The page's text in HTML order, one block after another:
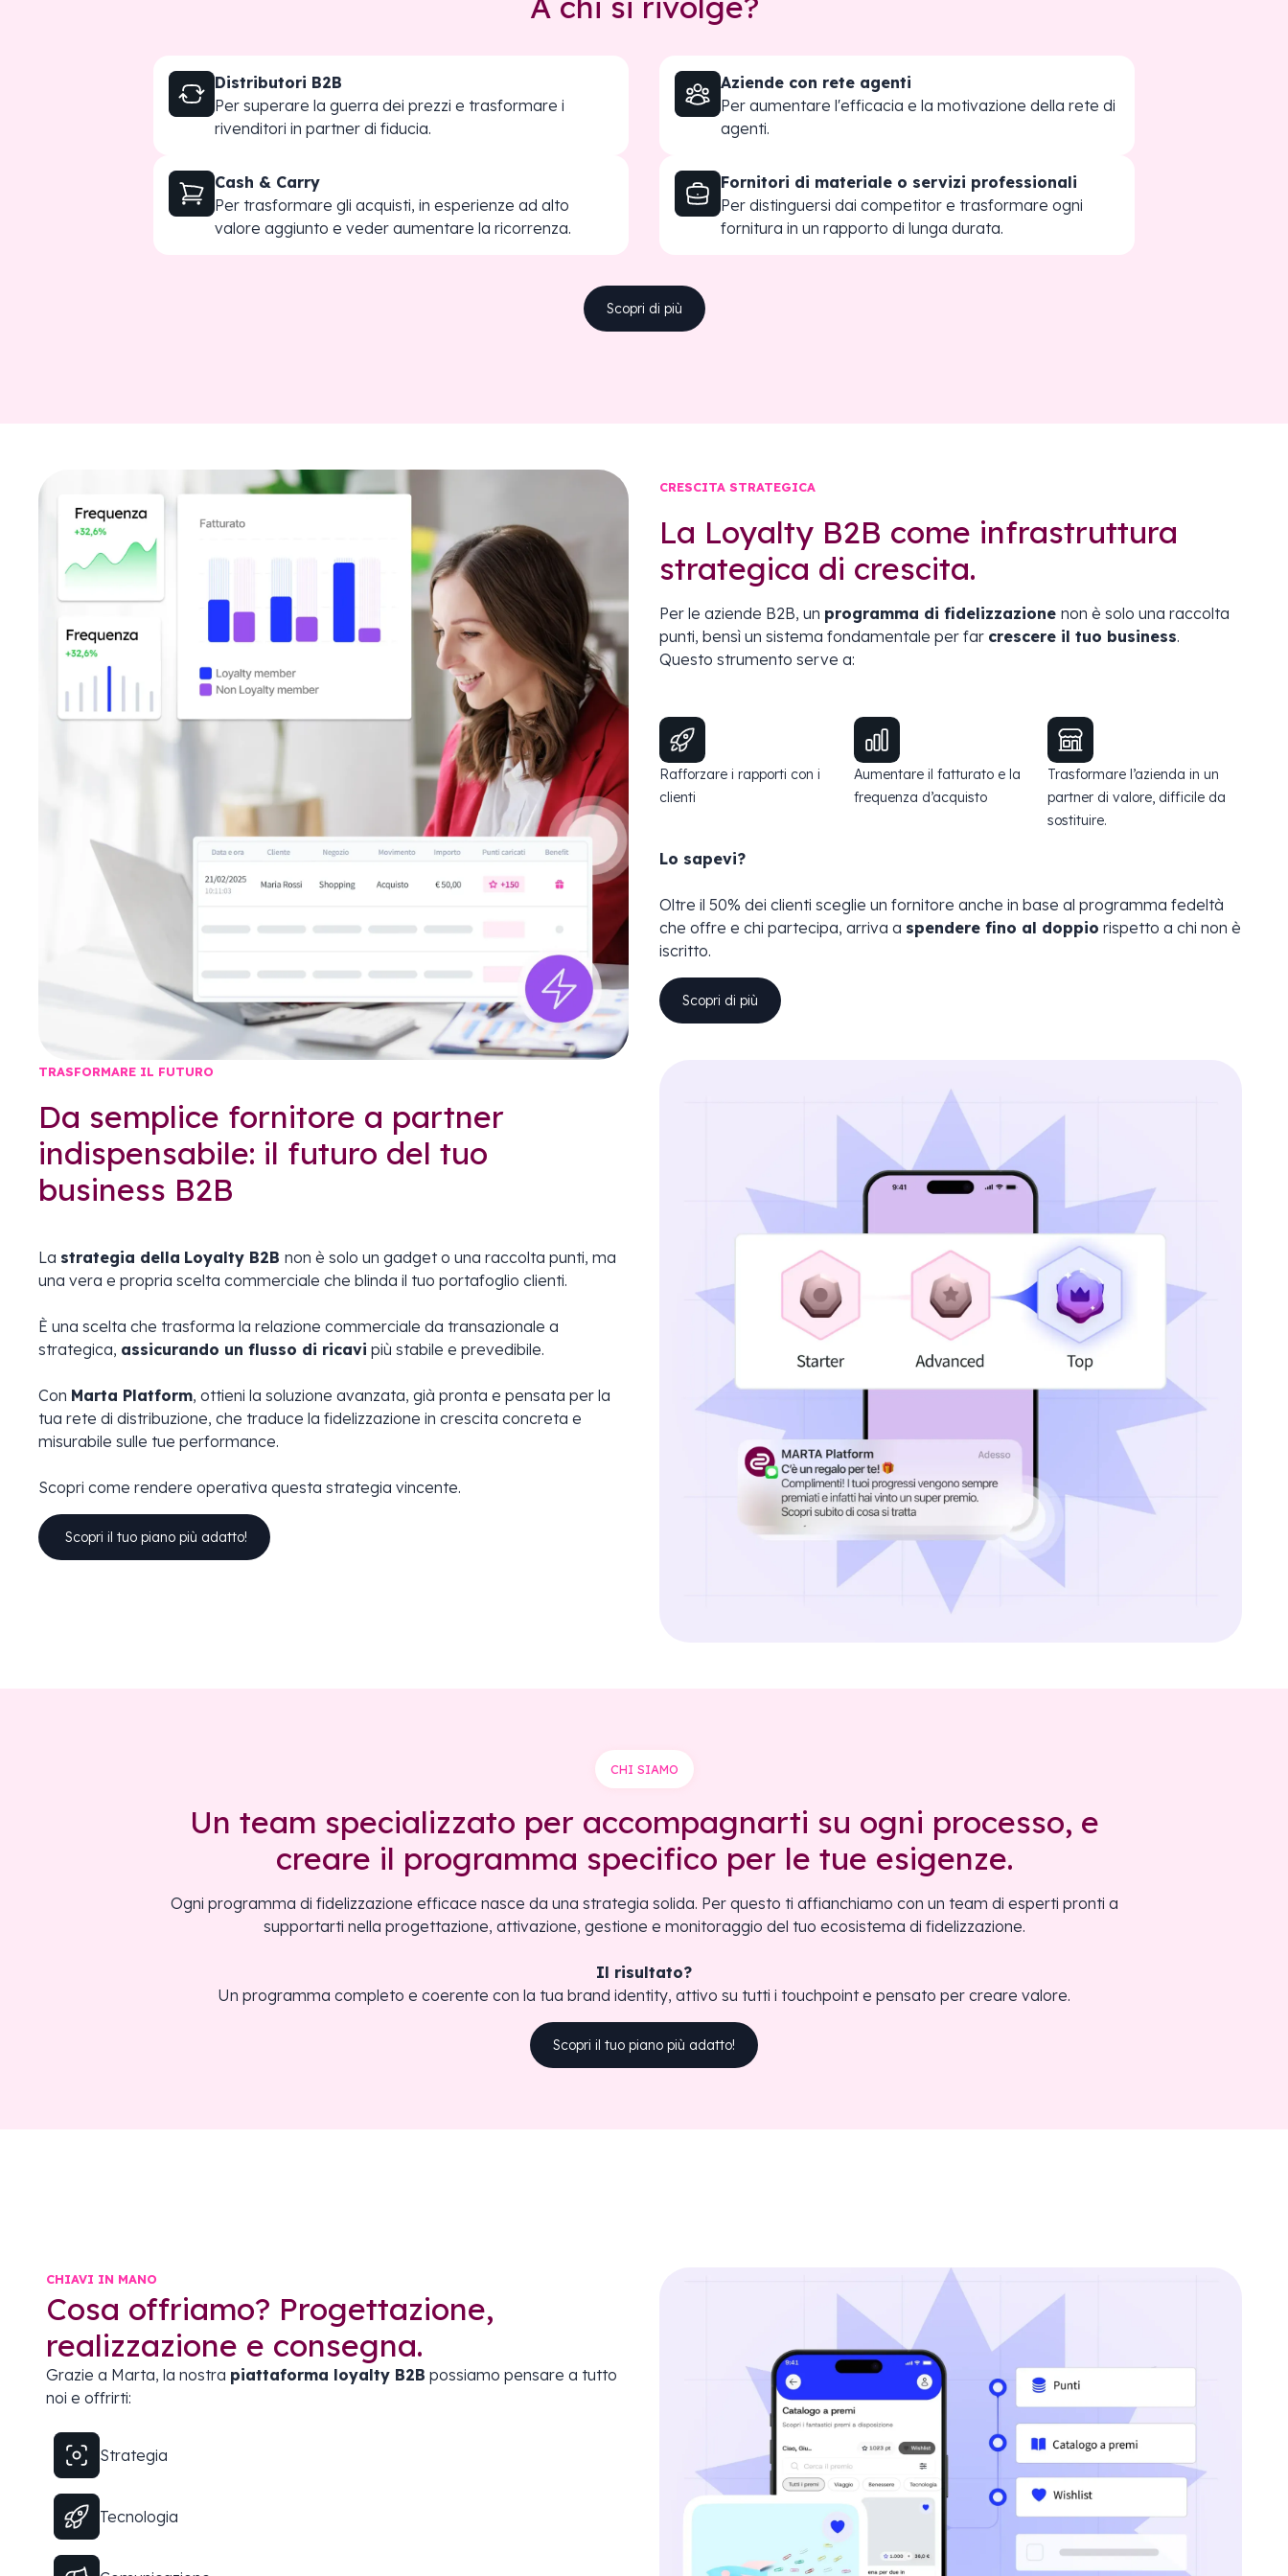
Distributori B2B
Per superare la guerra dei prezzi e trasformare i
rivenditori in partner di fiducia.
Cash & Carry
Per trasformare gli acquisti, in esperienze ad alto
valore aggiunto e veder aumentare la ricorrenza.
Aziende con rete agenti
Per aumentare l'efficacia e la motivazione della rete di
agenti.
Fornitori di materiale o servizi professionali
Per distinguersi dai competitor e trasformare ogni
fornitura in un rapporto di lunga durata.
Scopri di più
CRESCITA STRATEGICA
La Loyalty B2B come infrastruttura
strategica di crescita.
Per le aziende B2B, un programma di fidelizzazione non è solo una raccolta
punti, bensì un sistema fondamentale per far crescere il tuo business.
Questo strumento serve a:
Rafforzare i rapporti con i
clienti
Aumentare il fatturato e la
frequenza d’acquisto
Trasformare l’azienda in un
partner di valore, difficile da
sostituire.
Lo sapevi?
Oltre il 50% dei clienti sceglie un fornitore anche in base al programma fedeltà
che offre e chi partecipa, arriva a spendere fino al doppio rispetto a chi non è
iscritto.
Scopri di più
TRASFORMARE IL FUTURO
Da semplice fornitore a partner
indispensabile: il futuro del tuo
business B2B
La strategia della Loyalty B2B non è solo un gadget o una raccolta punti, ma
una vera e propria scelta commerciale che blinda il tuo portafoglio clienti.
È una scelta che trasforma la relazione commerciale da transazionale a
strategica, assicurando un flusso di ricavi più stabile e prevedibile.
Con Marta Platform, ottieni la soluzione avanzata, già pronta e pensata per la
tua rete di distribuzione, che traduce la fidelizzazione in crescita concreta e
misurabile sulle tue performance.
Scopri come rendere operativa questa strategia vincente.
Scopri il tuo piano più adatto!
CHI SIAMO
Un team specializzato per accompagnarti su ogni processo, e
creare il programma specifico per le tue esigenze.
Ogni programma di fidelizzazione efficace nasce da una strategia solida. Per questo ti affianchiamo con un team di esperti pronti a
supportarti nella progettazione, attivazione, gestione e monitoraggio del tuo ecosistema di fidelizzazione.
Il risultato?
Un programma completo e coerente con la tua brand identity, attivo su tutti i touchpoint e pensato per creare valore.
Scopri il tuo piano più adatto!
CHIAVI IN MANO
Cosa offriamo? Progettazione,
realizzazione e consegna.
Grazie a Marta, la nostra piattaforma loyalty B2B possiamo pensare a tutto
noi e offrirti:
Strategia
Tecnologia